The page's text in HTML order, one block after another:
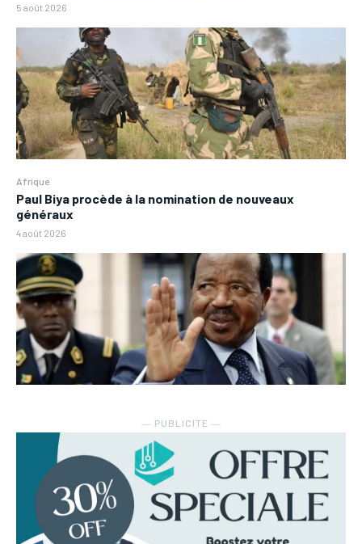
5 août 2026
Afrique
Paul Biya procède à la nomination de nouveaux
généraux
4 août 2026
― PUBLICITE ―